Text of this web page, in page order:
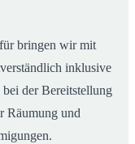
bringen wir mit
inklusive
der Bereitstellung
Räumung und